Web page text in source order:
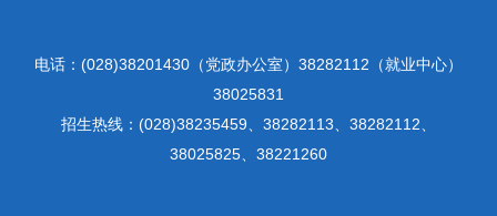
电话：(028)38201430（党政办公室）38282112（就业中心）
38025831
招生热线：(028)38235459、38282113、38282112、
38025825、38221260